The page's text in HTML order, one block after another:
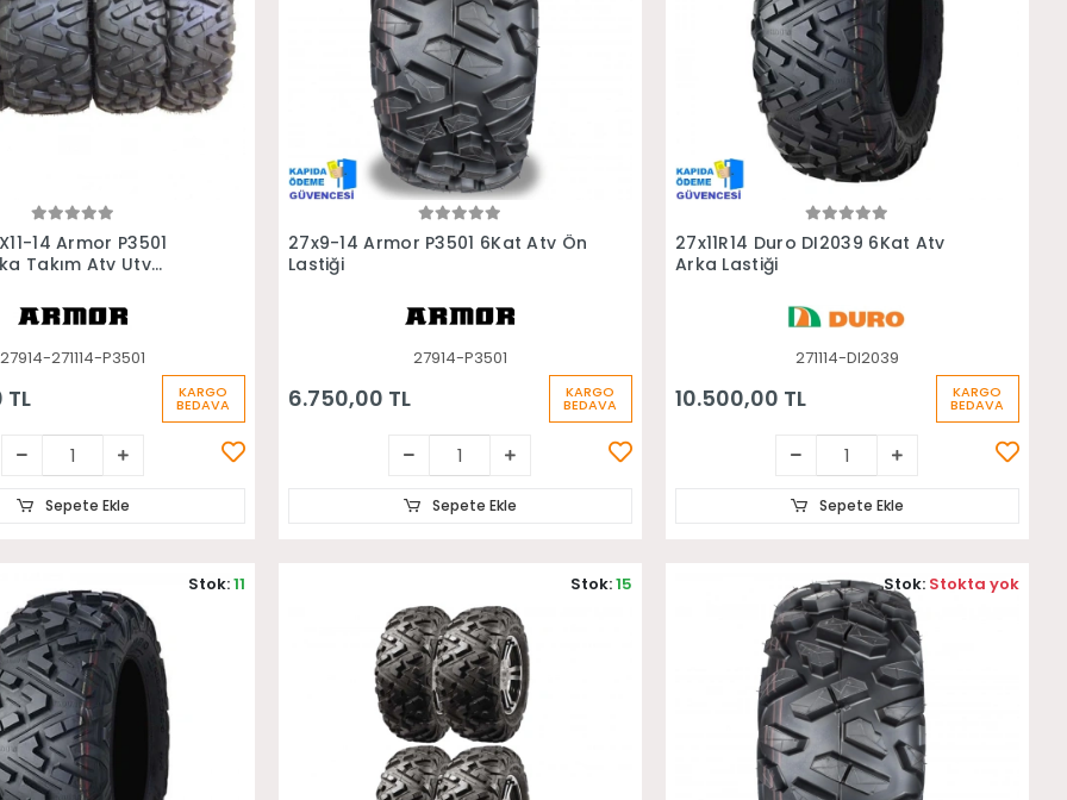
Sepete Ekle
14 Armor P3501
Takım Atv Utv
27914-271114-P3501
TL KARGO
BEDAVA
Sepete Ekle
Sepete Ekle
27x9-14 Armor P3501 6Kat Atv Ön
Lastiği
27914-P3501
6.750,00 TL KARGO
BEDAVA
Sepete Ekle
Sepete Ekle
27x11R14 Duro DI2039 6Kat Atv
Arka Lastiği
271114-DI2039
10.500,00 TL KARGO
BEDAVA
Sepete Ekle
Stok:11 Stok:15 Stok: Stokta yok